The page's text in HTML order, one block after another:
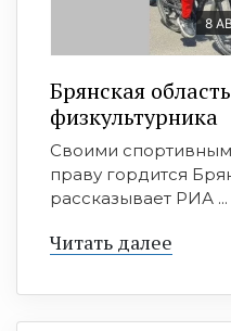
8
Брянская
физкультурника
Своими
праву гордится
рассказывает РИА ...
Читать далее